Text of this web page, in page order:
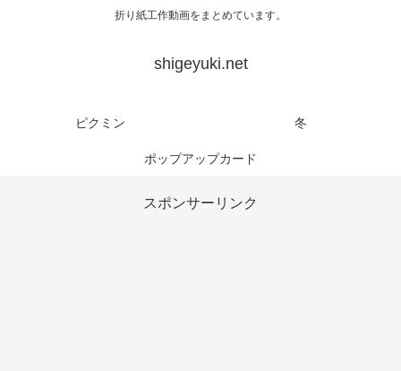
折り紙工作動画をまとめています。
shigeyuki.net
ピクミン 冬
ポップアップカード
スポンサーリンク